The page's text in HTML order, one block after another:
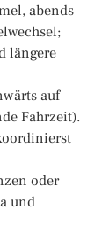
abends
längere
auf
Fahrzeit).
oder
und